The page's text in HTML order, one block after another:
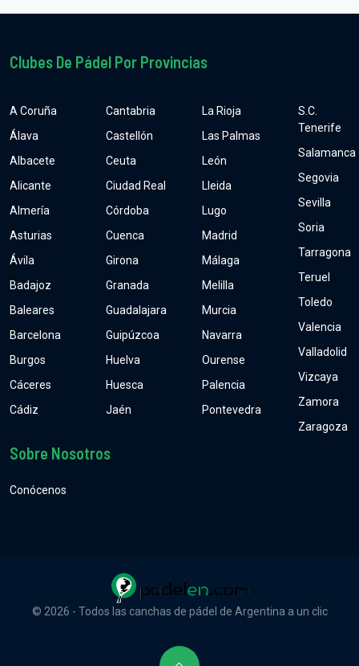
Clubes De Pádel Por Provincias
A Coruña
Álava
Albacete
Alicante
Almería
Asturias
Ávila
Badajoz
Baleares
Barcelona
Burgos
Cáceres
Cádiz
Cantabria
Castellón
Ceuta
Ciudad Real
Córdoba
Cuenca
Girona
Granada
Guadalajara
Guipúzcoa
Huelva
Huesca
Jaén
La Rioja
Las Palmas
León
Lleida
Lugo
Madrid
Málaga
Melilla
Murcia
Navarra
Ourense
Palencia
Pontevedra
S.C.
Tenerife
Salamanca
Segovia
Sevilla
Soria
Tarragona
Teruel
Toledo
Valencia
Valladolid
Vizcaya
Zamora
Zaragoza
Sobre Nosotros
Conócenos
© 2026 - Todos las canchas de pádel de Argentina a un clic